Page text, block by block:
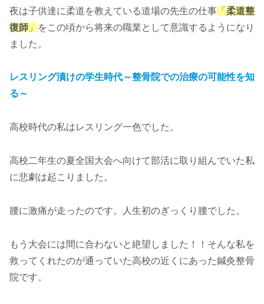
夜は子供達に柔道を教えている道場の先生の仕事 「 柔道整
復師 」
をこの頃から将来の職業として意識するようになり
ました。
レスリング漬けの学生時代～整骨院での治療の可能性を知
る～
高校時代の私はレスリング一色でした。
高校二年生の夏全国大会へ向けて部活に取り組んでいた私
に悲劇は起こりました。
腰に激痛が走ったのです。人生初のぎっくり腰でした。
もう大会には間に合わないと絶望しました！！そんな私を
救ってくれたのが通っていた高校の近くにあった鍼灸整骨
院です。